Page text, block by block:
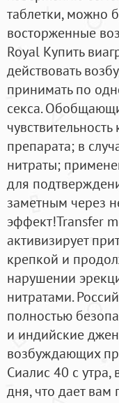
таблетки, можно
восторженные
Royal Купить
действовать
принимать по
секса.
препарата; в
нитраты;
для
заметным через
эффект!Transfer
активизирует
крепкой и
нарушении
нитратами.
полностью
и индийские
возбуждающих
Сиалис 40 с
дня, что дает